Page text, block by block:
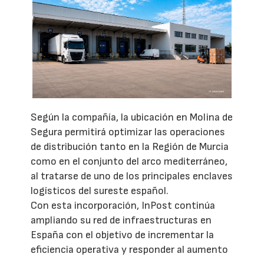
Según la compañía, la ubicación en Molina de
Segura permitirá optimizar las operaciones
de distribución tanto en la Región de Murcia
como en el conjunto del arco mediterráneo,
al tratarse de uno de los principales enclaves
logísticos del sureste español.
Con esta incorporación, InPost continúa
ampliando su red de infraestructuras en
España con el objetivo de incrementar la
eficiencia operativa y responder al aumento